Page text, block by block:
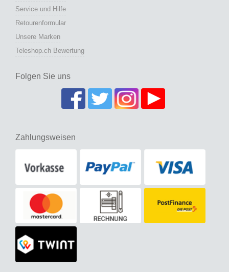
Service und Hilfe
Retourenformular
Unsere Marken
Teleshop.ch Bewertung
Folgen Sie uns
Zahlungsweisen